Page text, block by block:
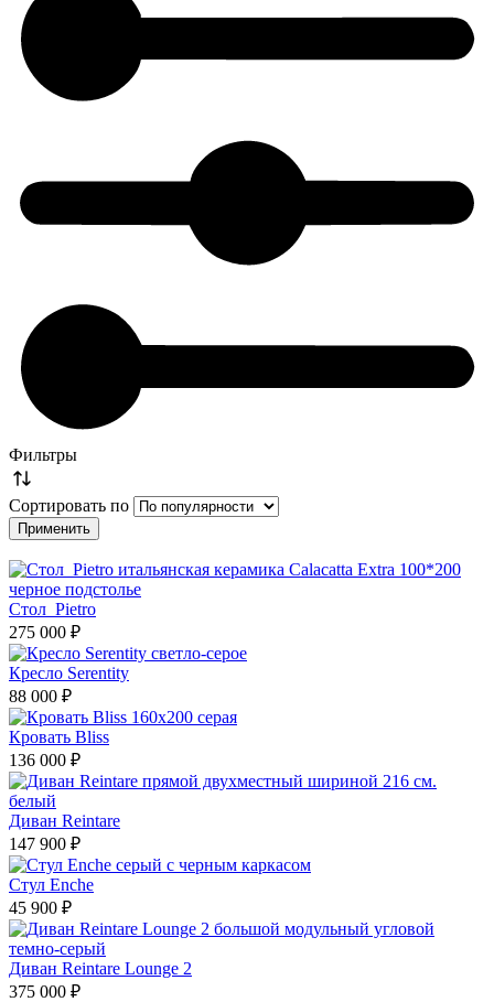
Фильтры
Сортировать по
Стол Pietro
275 000 ₽
Кресло Serentity
88 000 ₽
Кровать Bliss
136 000 ₽
Диван Reintare
147 900 ₽
Стул Enche
45 900 ₽
Диван Reintare Lounge 2
375 000 ₽